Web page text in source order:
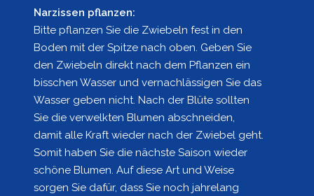
Narzissen pflanzen:
Bitte pflanzen Sie die Zwiebeln fest in den
Boden mit der Spitze nach oben. Geben Sie
den Zwiebeln direkt nach dem Pflanzen ein
bisschen Wasser und vernachlässigen Sie das
Wasser geben nicht. Nach der Blüte sollten
Sie die verwelkten Blumen abschneiden,
damit alle Kraft wieder nach der Zwiebel geht.
Somit haben Sie die nächste Saison wieder
schöne Blumen. Auf diese Art und Weise
sorgen Sie dafür, dass Sie noch jahrelang